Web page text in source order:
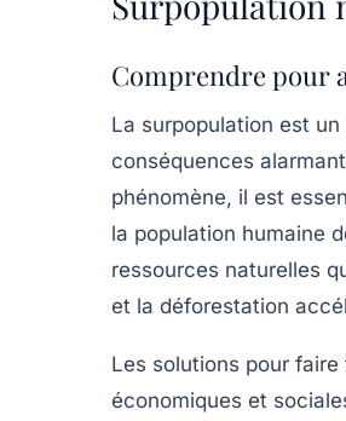
Comprendre pour
La surpopulation est un
conséquences
phénomène, il est
la population humaine
ressources naturelles
et la déforestation
Les solutions pour
économiques et